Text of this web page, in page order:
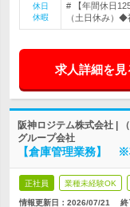
休日
休暇
# 【年間休日
（土日休み）
求人詳細を見
阪神ロジテム株式会社 |
グループ会社
【倉庫管理業務】
正社員 業種未経験OK
情報更新日：2026/07/21 終